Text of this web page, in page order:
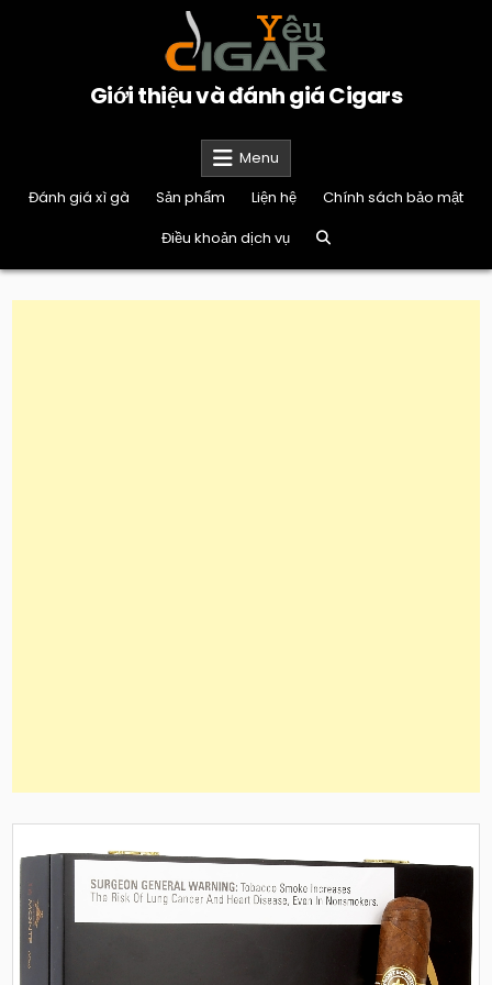
Giới thiệu và đánh giá Cigars
Menu
Đánh giá xì gà
Sản phẩm Liện hệ
Chính sách bảo mật
Điều khoản dịch vụ